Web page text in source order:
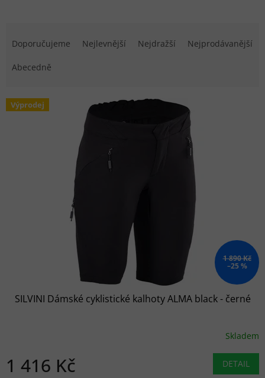
Doporučujeme Nejlevnější Nejdražší Nejprodávanější
Abecedně
Výpis produktů
Výprodej
1 890 Kč
–25 %
SILVINI Dámské cyklistické kalhoty ALMA black - černé
Skladem
1 416 Kč DETAIL